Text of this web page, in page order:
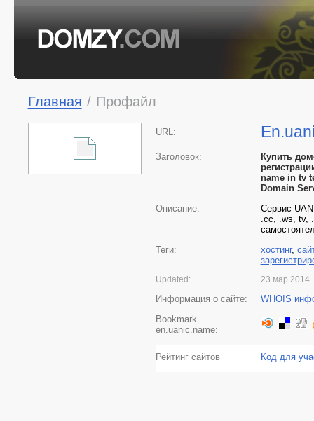
Главная / Профайл
URL:
Заголовок:
Купить
name in tv
Domain
Описание:
Сервис
.cc, .ws, tv,
Теги:
хостинг,
Updated: 23 мар 2014
Информация о сайте:
WHOIS
Bookmark
en.uanic.name:
Рейтинг сайтов Код для